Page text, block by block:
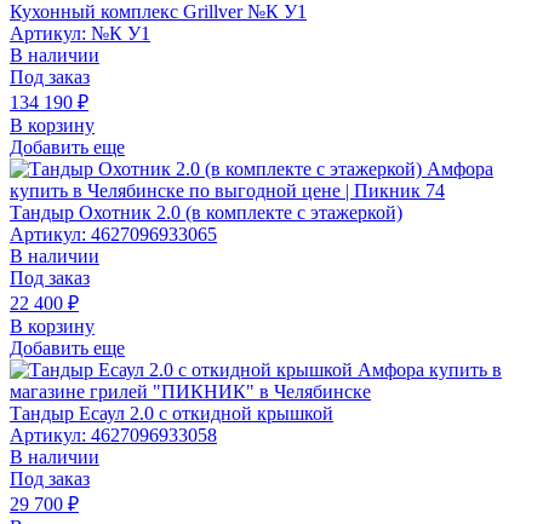
Кухонный комплекс Grillver №К У1
Артикул: №К У1
В наличии
Под заказ
134 190 ₽
В корзину
Добавить еще
Тандыр Охотник 2.0 (в комплекте с этажеркой)
Артикул: 4627096933065
В наличии
Под заказ
22 400 ₽
В корзину
Добавить еще
Тандыр Есаул 2.0 c откидной крышкой
Артикул: 4627096933058
В наличии
Под заказ
29 700 ₽